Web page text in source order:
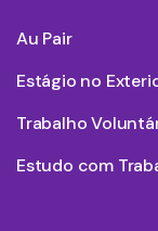
Au Pair
Estágio no
Trabalho
Estudo com